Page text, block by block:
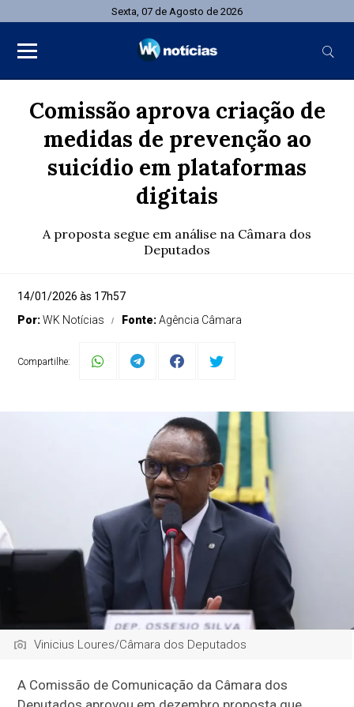
Sexta, 07 de Agosto de 2026
Comissão aprova criação de
medidas de prevenção ao
suicídio em plataformas
digitais
A proposta segue em análise na Câmara dos
Deputados
14/01/2026 às 17h57
Por:WK Notícias Fonte:Agência Câmara
Compartilhe:
Vinicius Loures/Câmara dos Deputados
A Comissão de Comunicação da Câmara dos